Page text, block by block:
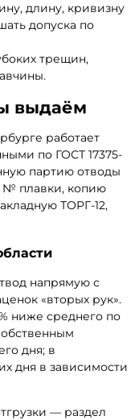
длину, кривизну
допуска по
трещин,
выдаём
работает
по ГОСТ 17375-
партию отводы
№ плавки, копию
ТОРГ-12,
напрямую с
«вторых рук».
ниже среднего по
дня; в
дня в зависимости
— раздел